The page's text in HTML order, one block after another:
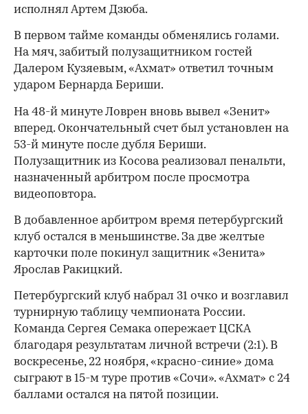
исполнял Артем Дзюба.
В первом тайме команды обменялись голами.
На мяч, забитый полузащитником гостей
Далером Кузяевым, «Ахмат» ответил точным
ударом Бернарда Бериши.
На 48-й минуте Ловрен вновь вывел «Зенит»
вперед. Окончательный счет был установлен на
53-й минуте после дубля Бериши.
Полузащитник из Косова реализовал пенальти,
назначенный арбитром после просмотра
видеоповтора.
В добавленное арбитром время петербургский
клуб остался в меньшинстве. За две желтые
карточки поле покинул защитник «Зенита»
Ярослав Ракицкий.
Петербургский клуб набрал 31 очко и возглавил
турнирную таблицу чемпионата России.
Команда Сергея Семака опережает ЦСКА
благодаря результатам личной встречи (2:1). В
воскресенье, 22 ноября, «красно-синие» дома
сыграют в 15-м туре против «Сочи». «Ахмат» с 24
баллами остался на пятой позиции.